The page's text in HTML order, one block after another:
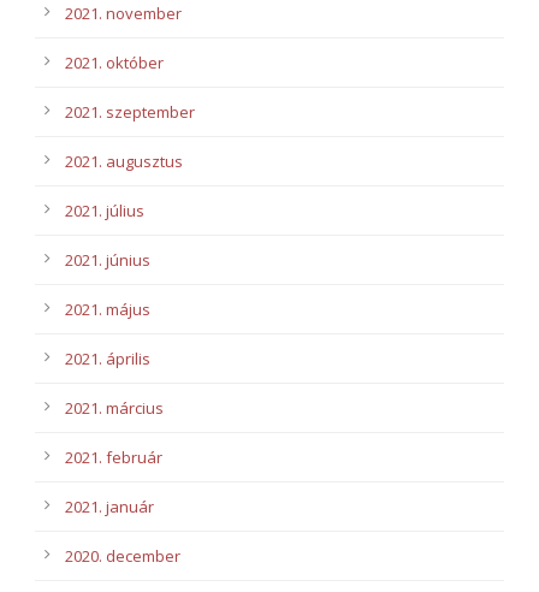
2021. november
2021. október
2021. szeptember
2021. augusztus
2021. július
2021. június
2021. május
2021. április
2021. március
2021. február
2021. január
2020. december